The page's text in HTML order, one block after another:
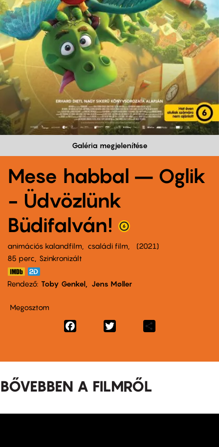
Galéria megjelenítése
Mese habbal – Oglik
- Üdvözlünk
Büdifalván!
animációs kalandfilm családi film
2021
85 perc,
Szinkronizált
Rendező Toby Genkel Jens Møller
Megosztom
Facebook
BŐVEBBEN A FILMRŐL